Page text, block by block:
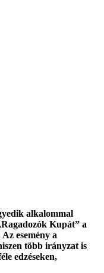
alkalommal
Kupát” a
esemény a
több irányzat is
edzéseken,